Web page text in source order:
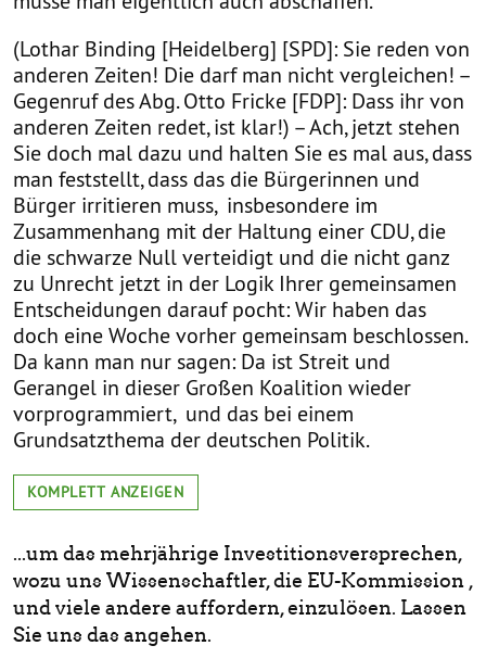
(Lothar Binding [Heidelberg] [SPD]: Sie reden von
anderen Zeiten! Die darf man nicht vergleichen! –
Gegenruf des Abg. Otto Fricke [FDP]: Dass ihr von
anderen Zeiten redet, ist klar!) – Ach, jetzt stehen
Sie doch mal dazu und halten Sie es mal aus, dass
man feststellt, dass das die Bürgerinnen und
Bürger irritieren muss, insbesondere im
Zusammenhang mit der Haltung einer CDU, die
die schwarze Null verteidigt und die nicht ganz
zu Unrecht jetzt in der Logik Ihrer gemeinsamen
Entscheidungen darauf pocht: Wir haben das
doch eine Woche vorher gemeinsam beschlossen.
Da kann man nur sagen: Da ist Streit und
Gerangel in dieser Großen Koalition wieder
vorprogrammiert, und das bei einem
Grundsatzthema der deutschen Politik.
KOMPLETT ANZEIGEN
...um das mehrjährige Investitionsversprechen,
wozu uns Wissenschaftler, die EU-Kommission ,
und viele andere auffordern, einzulösen. Lassen
Sie uns das angehen.